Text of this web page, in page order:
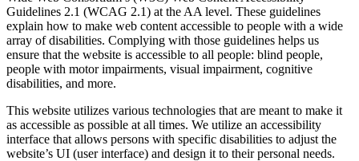
Guidelines 2.1 (WCAG 2.1) at the AA level. These guidelines
explain how to make web content accessible to people with a wide
array of disabilities. Complying with those guidelines helps us
ensure that the website is accessible to all people: blind people,
people with motor impairments, visual impairment, cognitive
disabilities, and more.
This website utilizes various technologies that are meant to make it
as accessible as possible at all times. We utilize an accessibility
interface that allows persons with specific disabilities to adjust the
website’s UI (user interface) and design it to their personal needs.